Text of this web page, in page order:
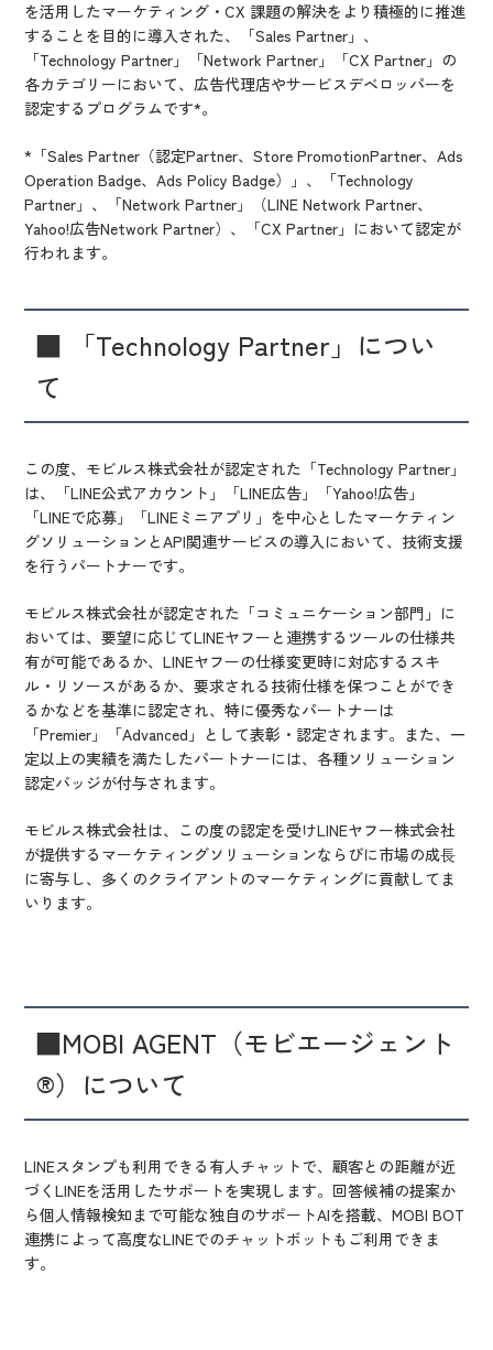
を活用したマーケティング・CX 課題の解決をより積極的に推進
することを目的に導入された、「Sales Partner」、
「Technology Partner」「Network Partner」「CX Partner」の
各カテゴリーにおいて、広告代理店やサービスデベロッパーを
認定するプログラムです*。
*「Sales Partner（認定Partner、Store PromotionPartner、Ads
Operation Badge、Ads Policy Badge）」、「Technology
Partner」、「Network Partner」（LINE Network Partner、
Yahoo!広告Network Partner）、「CX Partner」において認定が
行われます。
■ 「Technology Partner」につい
て
この度、モビルス株式会社が認定された「Technology Partner」
は、「LINE公式アカウント」「LINE広告」「Yahoo!広告」
「LINEで応募」「LINEミニアプリ」を中心としたマーケティン
グソリューションとAPI関連サービスの導入において、技術支援
を行うパートナーです。
モビルス株式会社が認定された「コミュニケーション部門」に
おいては、要望に応じてLINEヤフーと連携するツールの仕様共
有が可能であるか、LINEヤフーの仕様変更時に対応するスキ
ル・リソースがあるか、要求される技術仕様を保つことができ
るかなどを基準に認定され、特に優秀なパートナーは
「Premier」「Advanced」として表彰・認定されます。また、一
定以上の実績を満たしたパートナーには、各種ソリューション
認定バッジが付与されます。
モビルス株式会社は、この度の認定を受けLINEヤフー株式会社
が提供するマーケティングソリューションならびに市場の成⻑
に寄与し、多くのクライアントのマーケティングに貢献してま
いります。
■MOBI AGENT（モビエージェント
®）について
LINEスタンプも利用できる有人チャットで、顧客との距離が近
づくLINEを活用したサポートを実現します。回答候補の提案か
ら個人情報検知まで可能な独自のサポートAIを搭載、MOBI BOT
連携によって高度なLINEでのチャットボットもご利用できま
す。